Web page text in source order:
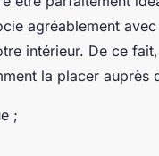
agréablement
intérieur. De ce
la placer auprès
;